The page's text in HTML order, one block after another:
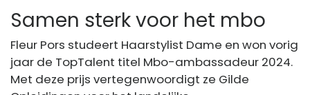
Samen sterk voor het mbo
Fleur Pors studeert Haarstylist Dame en won vorig
jaar de TopTalent titel Mbo-ambassadeur 2024.
Met deze prijs vertegenwoordigt ze Gilde